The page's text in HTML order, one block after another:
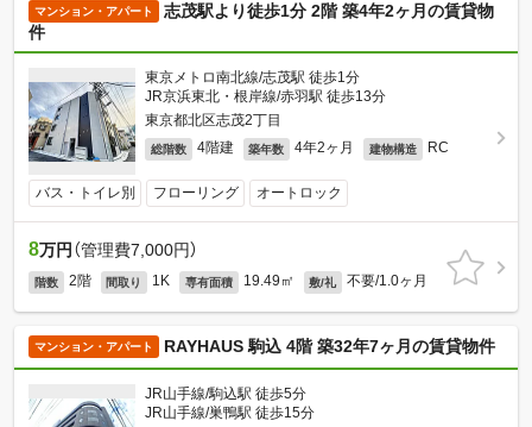
マンション・アパート
志茂駅より徒歩1分 2階 築4年2ヶ月の賃貸物
件
東京メトロ南北線/志茂駅 徒歩1分
JR京浜東北・根岸線/赤羽駅 徒歩13分
東京都北区志茂2丁目
総階数 4階建 築年数 4年2ヶ月 建物構造 RC
バス・トイレ別 フローリング オートロック
8万円 （管理費7,000円）
階数 2階 間取り 1K 専有面積 19.49㎡ 敷/礼 不要/1.0ヶ月
マンション・アパート RAYHAUS 駒込 4階 築32年7ヶ月の賃貸物件
JR山手線/駒込駅 徒歩5分
JR山手線/巣鴨駅 徒歩15分